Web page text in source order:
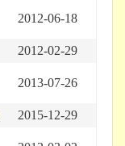
2012-06-18
2012-02-29
2013-07-26
2015-12-29